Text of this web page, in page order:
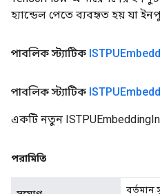
হ্যান্ডেল পেতে ব্যবহৃত হয় যা
পাবলিক স্ট্যাটিক
পাবলিক স্ট্যাটিক
একটি নতুন
পরামিতি
বর্তমান